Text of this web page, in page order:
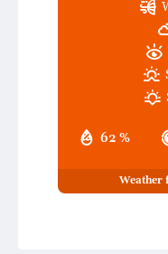
62 %
Weather